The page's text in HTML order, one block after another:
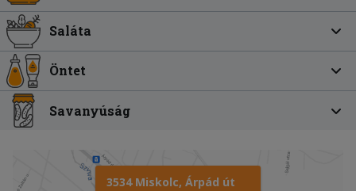
Saláta
Öntet
Savanyúság
3534 Miskolc, Árpád út